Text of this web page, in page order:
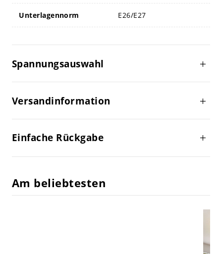
Unterlagennorm E26/E27
Spannungsauswahl
Versandinformation
Einfache Rückgabe
Am beliebtesten